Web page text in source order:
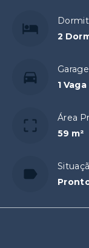
2
1 Vaga
Área
59 m²